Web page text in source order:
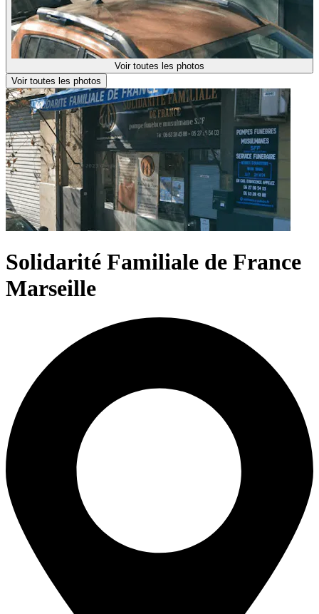
Voir toutes les photos
Voir toutes les photos
Solidarité Familiale de France
Marseille